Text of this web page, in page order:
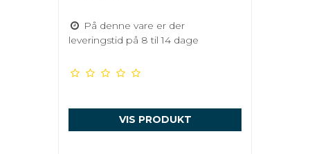
På denne vare er der
leveringstid på 8 til 14 dage
VIS PRODUKT